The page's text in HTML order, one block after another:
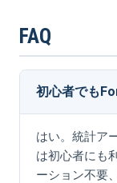
FAQ
初心者でも
はい。統計ア
は初心者にも
ーション不要